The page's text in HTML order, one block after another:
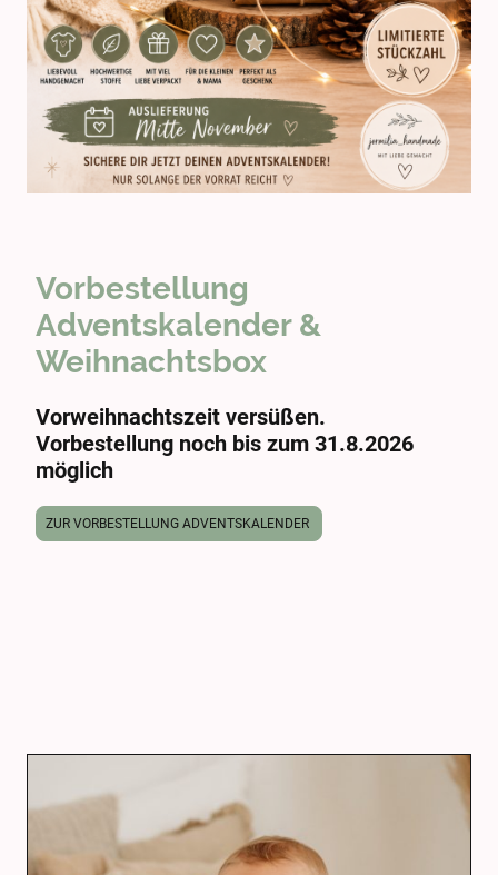
Vorbestellung
Adventskalender &
Weihnachtsbox
Vorweihnachtszeit versüßen.
Vorbestellung noch bis zum 31.8.2026
möglich
ZUR VORBESTELLUNG ADVENTSKALENDER